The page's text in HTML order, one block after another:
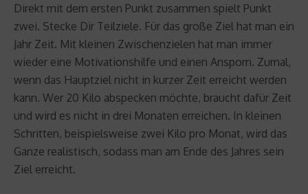
Direkt mit dem ersten Punkt zusammen spielt Punkt
zwei. Stecke Dir Teilziele. Für das große Ziel hat man ein
Jahr Zeit. Mit kleinen Zwischenzielen hat man immer
wieder eine Motivationshilfe und einen Ansporn. Zumal,
wenn das Hauptziel nicht in kurzer Zeit erreicht werden
kann. Wer 20 Kilo abspecken möchte, braucht dafür Zeit
und wird es nicht in drei Monaten erreichen. In kleinen
Schritten, beispielsweise zwei Kilo pro Monat, wird das
Ganze realistisch, sodass man am Ende des Jahres sein
Ziel erreicht.